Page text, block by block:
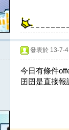
發表於 13-7-
今日有條件
囝囝是直接報